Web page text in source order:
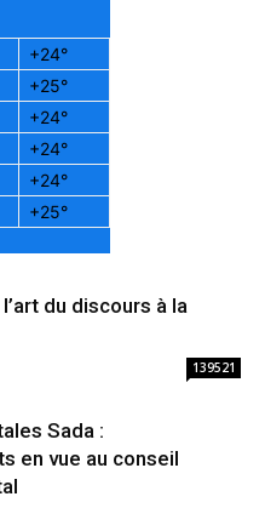
+24°
+25°
+24°
+24°
+24°
+25°
du discours à la
139521
Sada :
en vue au conseil